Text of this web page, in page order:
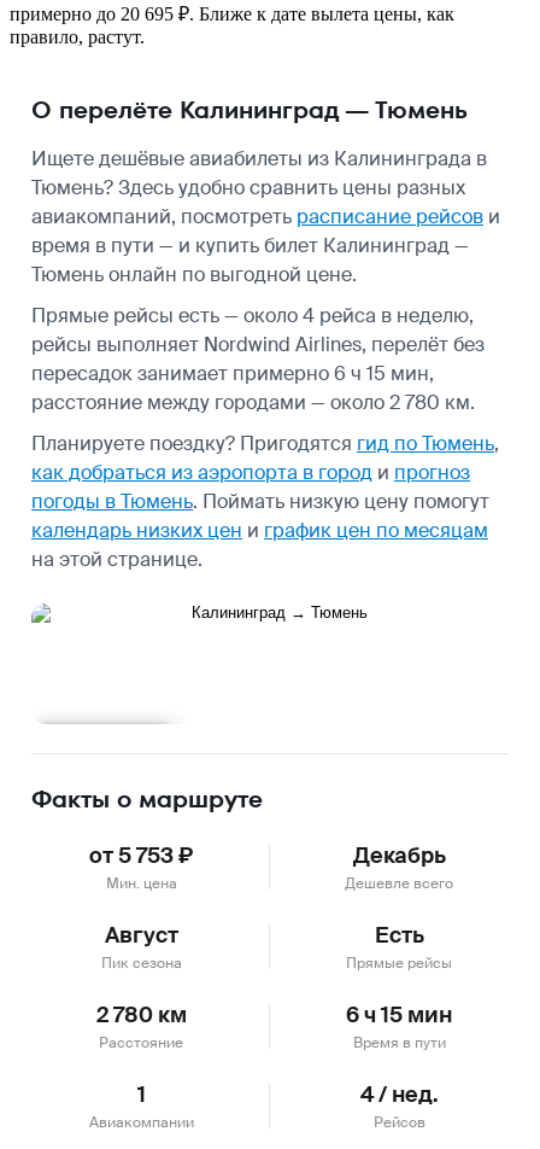
примерно до 20 695 ₽. Ближе к дате вылета цены, как
правило, растут.
О перелёте Калининград — Тюмень
Ищете дешёвые авиабилеты из Калининграда в
Тюмень? Здесь удобно сравнить цены разных
авиакомпаний, посмотреть расписание рейсов и
время в пути — и купить билет Калининград —
Тюмень онлайн по выгодной цене.
Прямые рейсы есть — около 4 рейса в неделю,
рейсы выполняет Nordwind Airlines, перелёт без
пересадок занимает примерно 6 ч 15 мин,
расстояние между городами — около 2 780 км.
Планируете поездку? Пригодятся гид по Тюмень,
как добраться из аэропорта в город и прогноз
погоды в Тюмень. Поймать низкую цену помогут
календарь низких цен и график цен по месяцам
на этой странице.
Факты о маршруте
от 5 753 ₽
Мин. цена
Декабрь
Дешевле всего
Август
Пик сезона
Есть
Прямые рейсы
2 780 км
Расстояние
6 ч 15 мин
Время в пути
1
Авиакомпании
4 / нед.
Рейсов